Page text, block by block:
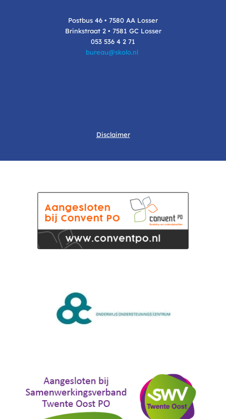
Postbus 46 • 7580 AA Losser
Brinkstraat 2 • 7581 GC Losser
053 536 4 2 71
bureau@skolo.nl
Disclaimer